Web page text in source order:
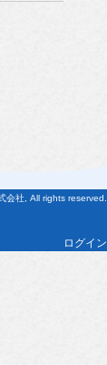
会社, All rights reserved.
ログイン